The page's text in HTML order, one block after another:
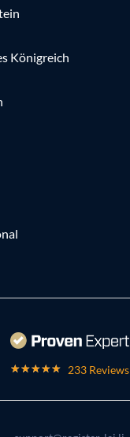
Königreich
233 Reviews